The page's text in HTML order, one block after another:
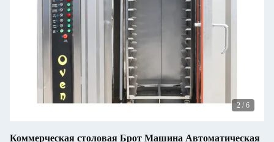
2 / 6
Коммерческая столовая Брот Машина Автоматическая